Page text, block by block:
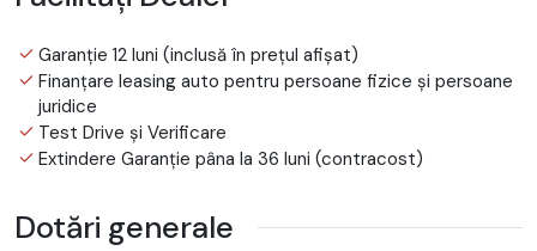
Garanție 12 luni (inclusă în prețul afișat)
Finanțare leasing auto pentru persoane fizice și persoane
juridice
Test Drive și Verificare
Extindere Garanție pâna la 36 luni (contracost)
Dotări generale